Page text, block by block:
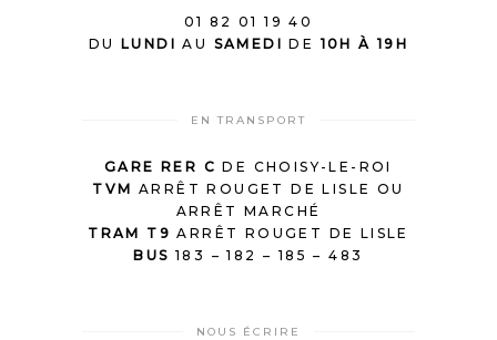
01 82 01 19 40
DU
LUNDI AU SAMEDI DE 10H À 19H
EN TRANSPORT
GARE RER C DE CHOISY-LE-ROI
TVM ARRÊT ROUGET DE LISLE OU
ARRÊT MARCHÉ
TRAM T9 ARRÊT ROUGET DE LISLE
BUS 183 – 182 – 185 – 483
NOUS ÉCRIRE